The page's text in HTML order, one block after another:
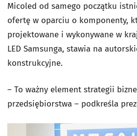
Micoled od samego początku
ofertę w oparciu o komponenty,
projektowane i wykonywane w
LED Samsunga, stawia na
konstrukcyjne.
– To ważny element strategii
przedsiębiorstwa – podkreśla